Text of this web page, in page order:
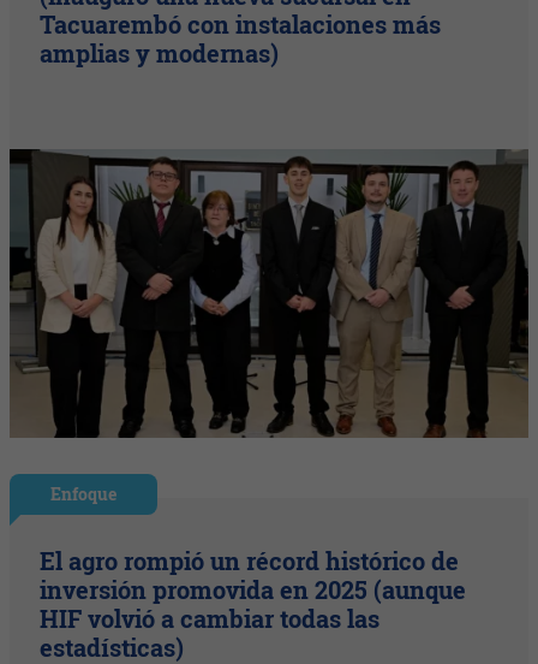
Tacuarembó con instalaciones más
amplias y modernas)
Enfoque
El agro rompió un récord histórico de
inversión promovida en 2025 (aunque
HIF volvió a cambiar todas las
estadísticas)